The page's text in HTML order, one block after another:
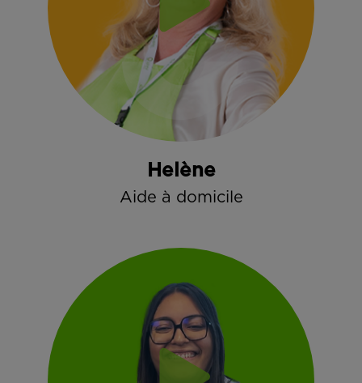
Helène
Aide à domicile